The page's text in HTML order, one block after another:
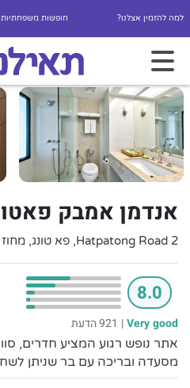
למה להזמין אצלנו? חופשות משפחתיות
אנדמן אמבק
2 Hatpatong Road, פא טונג, מחוז קאטו, פוקט
8.0
Very good
| 921 הדעת
אתר נופש רגוע המציע חדרים,
מסעדה ובריכה עם בר שניתן